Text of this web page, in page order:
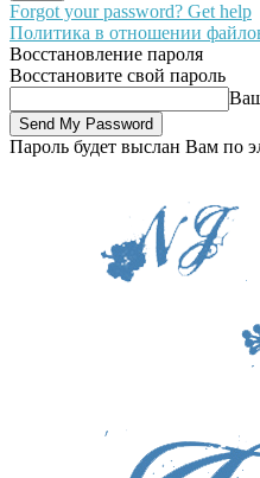
Forgot your password? Get help
Политика в отношении
Восстановление пароля
Восстановите свой пароль
Пароль будет выслан Вам по